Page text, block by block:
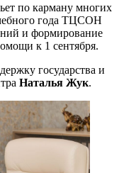
по карману многих
года ТЦСОН
и формирование
к 1 сентября.
государства и
Наталья Жук.